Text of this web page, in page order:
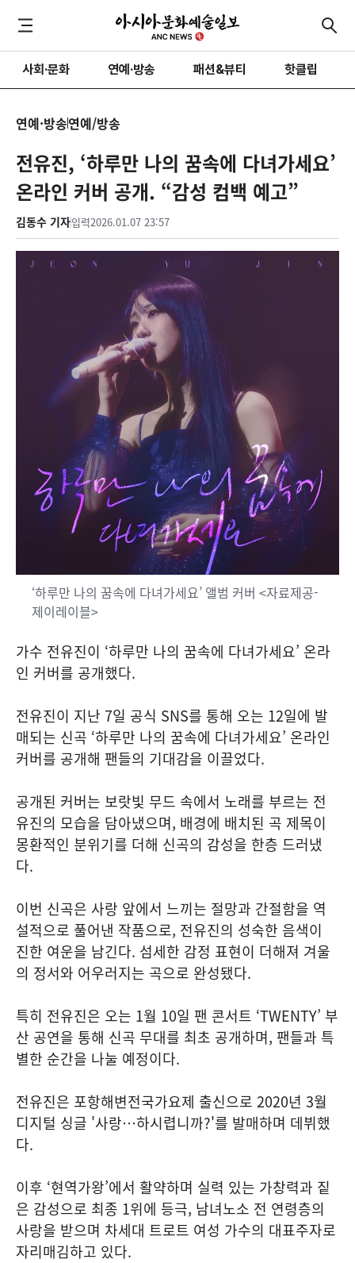
사회·문화 연예·방송 패션&뷰티 핫클립
연예·방송연예/방송
전유진, ‘하루만 나의 꿈속에 다녀가세요’
온라인 커버 공개. “감성 컴백 예고”
김동수 기자입력2026.01.07 23:57
‘하루만 나의 꿈속에 다녀가세요’ 앨범 커버 <자료제공-
제이레이블>
가수 전유진이 ‘하루만 나의 꿈속에 다녀가세요’ 온라
인 커버를 공개했다.
전유진이 지난 7일 공식 SNS를 통해 오는 12일에 발
매되는 신곡 ‘하루만 나의 꿈속에 다녀가세요’ 온라인
커버를 공개해 팬들의 기대감을 이끌었다.
공개된 커버는 보랏빛 무드 속에서 노래를 부르는 전
유진의 모습을 담아냈으며, 배경에 배치된 곡 제목이
몽환적인 분위기를 더해 신곡의 감성을 한층 드러냈
다.
이번 신곡은 사랑 앞에서 느끼는 절망과 간절함을 역
설적으로 풀어낸 작품으로, 전유진의 성숙한 음색이
진한 여운을 남긴다. 섬세한 감정 표현이 더해져 겨울
의 정서와 어우러지는 곡으로 완성됐다.
특히 전유진은 오는 1월 10일 팬 콘서트 ‘TWENTY’ 부
산 공연을 통해 신곡 무대를 최초 공개하며, 팬들과 특
별한 순간을 나눌 예정이다.
전유진은 포항해변전국가요제 출신으로 2020년 3월
디지털 싱글 '사랑…하시렵니까?'를 발매하며 데뷔했
다.
이후 ‘현역가왕’에서 활약하며 실력 있는 가창력과 짙
은 감성으로 최종 1위에 등극, 남녀노소 전 연령층의
사랑을 받으며 차세대 트로트 여성 가수의 대표주자로
자리매김하고 있다.